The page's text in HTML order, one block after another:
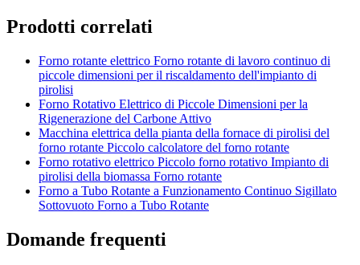
Prodotti correlati
Forno rotante elettrico Forno rotante di lavoro continuo di
piccole dimensioni per il riscaldamento dell'impianto di
pirolisi
Forno Rotativo Elettrico di Piccole Dimensioni per la
Rigenerazione del Carbone Attivo
Macchina elettrica della pianta della fornace di pirolisi del
forno rotante Piccolo calcolatore del forno rotante
Forno rotativo elettrico Piccolo forno rotativo Impianto di
pirolisi della biomassa Forno rotante
Forno a Tubo Rotante a Funzionamento Continuo Sigillato
Sottovuoto Forno a Tubo Rotante
Domande frequenti